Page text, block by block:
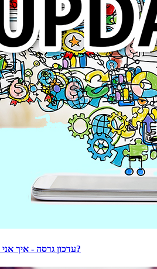
עדכון גרסה - איך אני יודע איזו יש לי ואיך מעדכנים?